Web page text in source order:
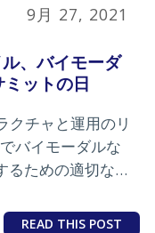
9月 27, 2021
、バイモーダ
ットの日
クチャと運用のリ
バイモーダルな
るための適切なリ
READ THIS POST